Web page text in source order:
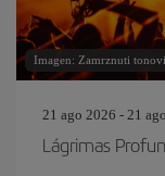
Imagen: Zamrznuti tonovi
21 ago 2026 - 21
Lágrimas